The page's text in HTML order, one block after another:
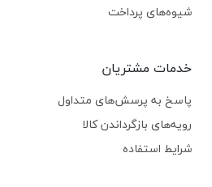
شیوه‌های پرداخت
خدمات مشتریان
پاسخ به پرسش‌های متداول
رویه‌های بازگرداندن کالا
شرایط استفاده